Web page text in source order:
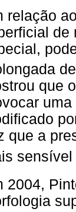
relação
de
que
que a
2004,